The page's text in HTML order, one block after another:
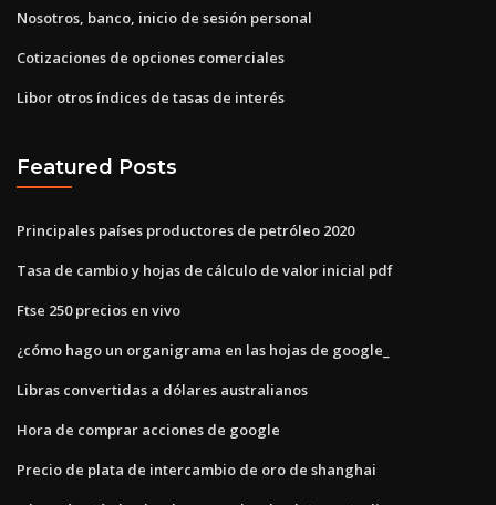
Nosotros, banco, inicio de sesión personal
Cotizaciones de opciones comerciales
Libor otros índices de tasas de interés
Featured Posts
Principales países productores de petróleo 2020
Tasa de cambio y hojas de cálculo de valor inicial pdf
Ftse 250 precios en vivo
¿cómo hago un organigrama en las hojas de google_
Libras convertidas a dólares australianos
Hora de comprar acciones de google
Precio de plata de intercambio de oro de shanghai